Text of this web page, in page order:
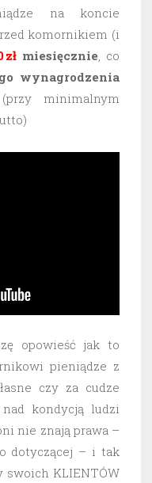
na koncie
komornikiem (i
złmiesięcznie, co
wynagrodzenia
minimalnym
opowieść jak to
pieniądze z
czy za cudze
kondycją ludzi
nie znają prawa –
dotyczącej – i tak
swoich KLIENTÓW